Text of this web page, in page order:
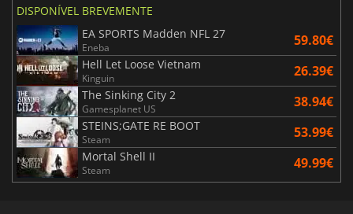
DISPONÍVEL BREVEMENTE
EA SPORTS Madden NFL 27
Eneba 59.80€
Hell Let Loose Vietnam
Kinguin 26.39€
The Sinking City 2
Gamesplanet US 38.94€
STEINS;GATE RE BOOT
Steam 53.99€
Mortal Shell II
Steam 49.99€